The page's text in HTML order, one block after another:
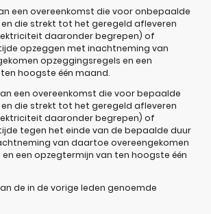
een overeenkomst die voor onbepaalde
die strekt tot het geregeld afleveren
daaronder begrepen) of
opzeggen met inachtneming van
opzeggingsregels en een
hoogste één maand.
een overeenkomst die voor bepaalde
die strekt tot het geregeld afleveren
daaronder begrepen) of
tegen het einde van de bepaalde duur
van daartoe overeengekomen
een opzegtermijn van ten hoogste één
de in de vorige leden genoemde